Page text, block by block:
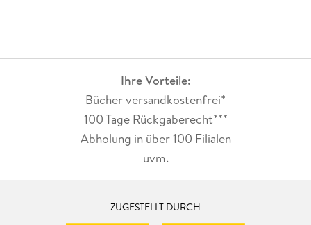
Ihre Vorteile:
Bücher versandkostenfrei*
100 Tage Rückgaberecht***
Abholung in über 100 Filialen
uvm.
ZUGESTELLT DURCH